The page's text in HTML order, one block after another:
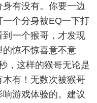
有没有。你要一边
个分身被EQ一下打
一个猴哥，才发现
的惊不惊喜意不意
，这样的猴哥无论是
有！无数次被猴哥
游戏体验的。建议